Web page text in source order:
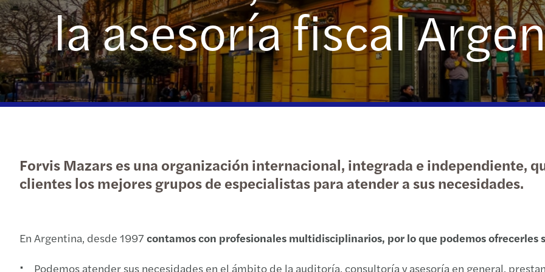
Servicios transaccionales
Servicios NIIF/IFRS
Servicios de TI
Forvis Mazars German Desk
La
la asesoría fiscal
Forvis Mazars es una organización internacional, integrada e independiente,
clientes los mejores grupos de especialistas para atender a sus necesidades.
En Argentina, desde 1997 contamos con profesionales multidisciplinarios, por lo que podemos ofrecerles
Podemos atender sus necesidades en el ámbito de la auditoría, consultoría y asesoría en general,